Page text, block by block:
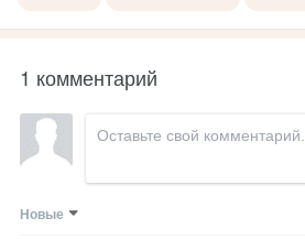
1 комментарий
Новые